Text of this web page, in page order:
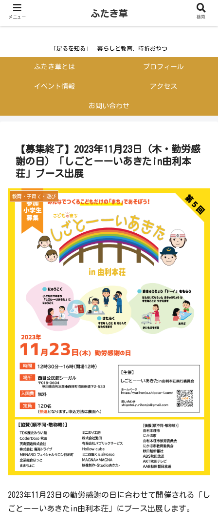
ふたき草
「足るを知る」 暮らしと教育、時折おやつ
ふたき草とは プロフィール
イベント情報 アクセス
お問い合わせ
【募集終了】2023年11月23日（木・勤労感
謝の日）「しごとーーいあきたin由利本
荘」ブース出展
教育・子育て・遊び
2023年11月23日の勤労感謝の日に合わせて開催される「し
ごとーーいあきたin由利本荘」にブース出展します。
メニュー ふたき草 検索